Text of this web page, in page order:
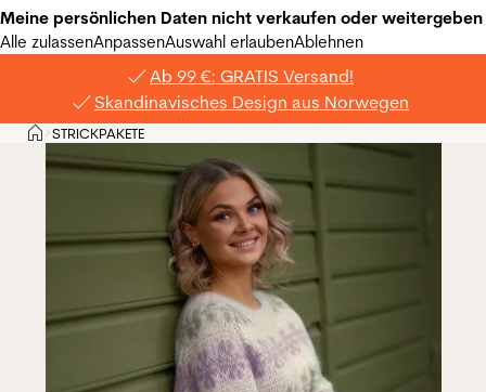
Meine persönlichen Daten nicht verkaufen oder weitergeben
Alle zulassenAnpassenAuswahl erlaubenAblehnen
Ab 99 €: GRATIS Versand!
Skandinavisches Design aus Norwegen
Privat
>STRICKPAKETE